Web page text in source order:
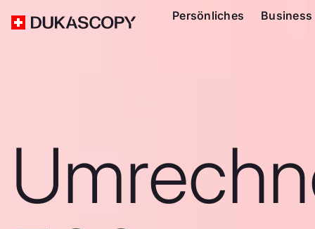
Persönliches Business